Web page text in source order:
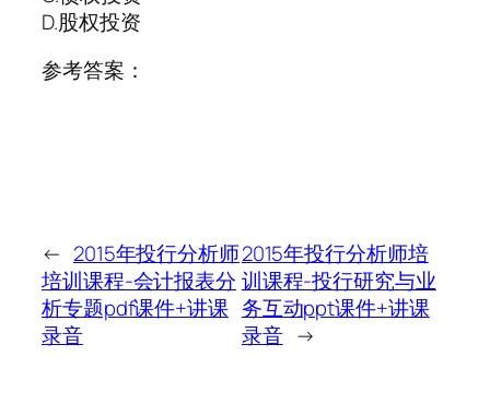
D.股权投资
参考答案：
← 2015年投行分析师
培训课程-会计报表分
析专题pdf课件+讲课
录音
2015年投行分析师培
训课程-投行研究与业
务互动ppt课件+讲课
录音 →